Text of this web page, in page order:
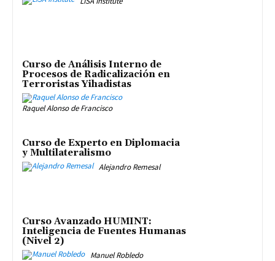
Curso de Análisis Interno de
Procesos de Radicalización en
Terroristas Yihadistas
Raquel Alonso de Francisco
Curso de Experto en Diplomacia
y Multilateralismo
Alejandro Remesal
Curso Avanzado HUMINT:
Inteligencia de Fuentes Humanas
(Nivel 2)
Manuel Robledo